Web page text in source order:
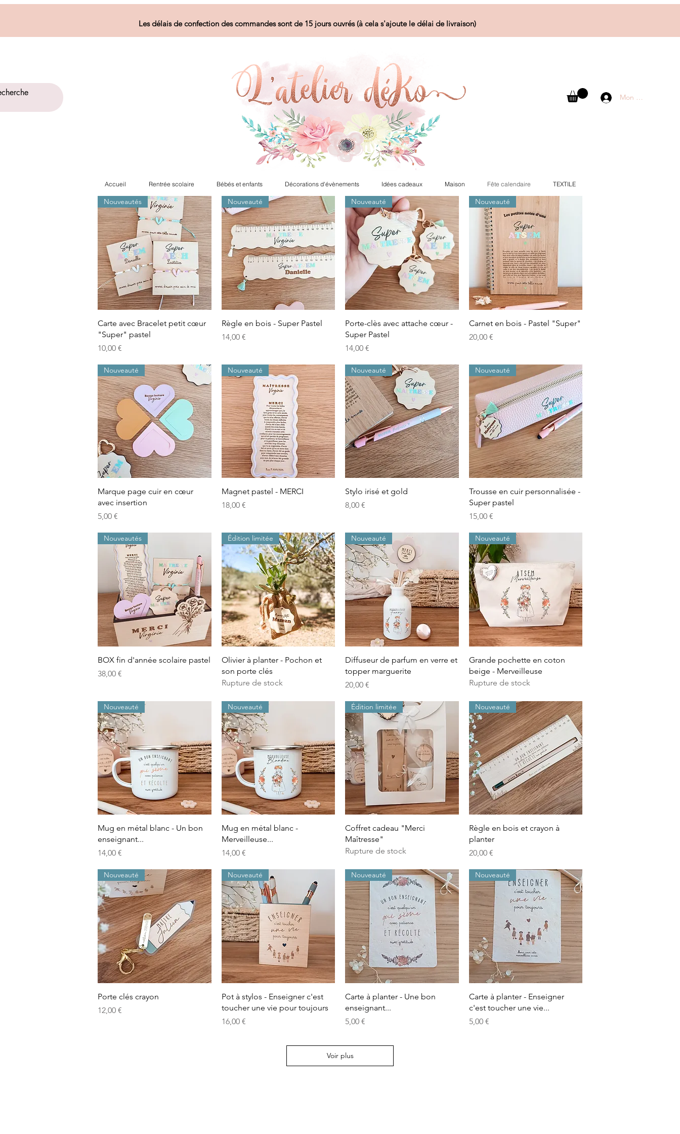
Les délais de confection des commandes sont de 15 jours ouvrés (à cela s'ajoute le délai de livraison)
Accueil Rentrée scolaire Bébés et enfants Décorations d'évènements Idées cadeaux Maison Fête calendaire TEXTILE
Mon compte
Aperçu rapide
Nouveautés
Carte avec Bracelet petit cœur
"Super" pastel
Prix
10,00 €
Aperçu rapide
Nouveauté
Règle en bois - Super Pastel
Prix
14,00 €
Aperçu rapide
Nouveauté
Porte-clès avec attache cœur -
Super Pastel
Prix
14,00 €
Aperçu rapide
Nouveauté
Carnet en bois - Pastel "Super"
Prix
20,00 €
Aperçu rapide
Nouveauté
Marque page cuir en cœur
avec insertion
Prix
5,00 €
Aperçu rapide
Nouveauté
Magnet pastel - MERCI
Prix
18,00 €
Aperçu rapide
Nouveauté
Stylo irisé et gold
Prix
8,00 €
Aperçu rapide
Nouveauté
Trousse en cuir personnalisée -
Super pastel
Prix
15,00 €
Aperçu rapide
Nouveautés
BOX fin d'année scolaire pastel
Prix
38,00 €
Aperçu rapide
Édition limitée
Olivier à planter - Pochon et
son porte clés
Rupture de stock
Aperçu rapide
Nouveauté
Diffuseur de parfum en verre et
topper marguerite
Prix
20,00 €
Aperçu rapide
Nouveauté
Grande pochette en coton
beige - Merveilleuse
Rupture de stock
Aperçu rapide
Nouveauté
Mug en métal blanc - Un bon
enseignant...
Prix
14,00 €
Aperçu rapide
Nouveauté
Mug en métal blanc -
Merveilleuse...
Prix
14,00 €
Aperçu rapide
Édition limitée
Coffret cadeau "Merci
Maîtresse"
Rupture de stock
Aperçu rapide
Nouveauté
Règle en bois et crayon à
planter
Prix
20,00 €
Aperçu rapide
Nouveauté
Porte clés crayon
Prix
12,00 €
Aperçu rapide
Nouveauté
Pot à stylos - Enseigner c'est
toucher une vie pour toujours
Prix
16,00 €
Aperçu rapide
Nouveauté
Carte à planter - Une bon
enseignant...
Prix
5,00 €
Aperçu rapide
Nouveauté
Carte à planter - Enseigner
c'est toucher une vie...
Prix
5,00 €
Voir plus